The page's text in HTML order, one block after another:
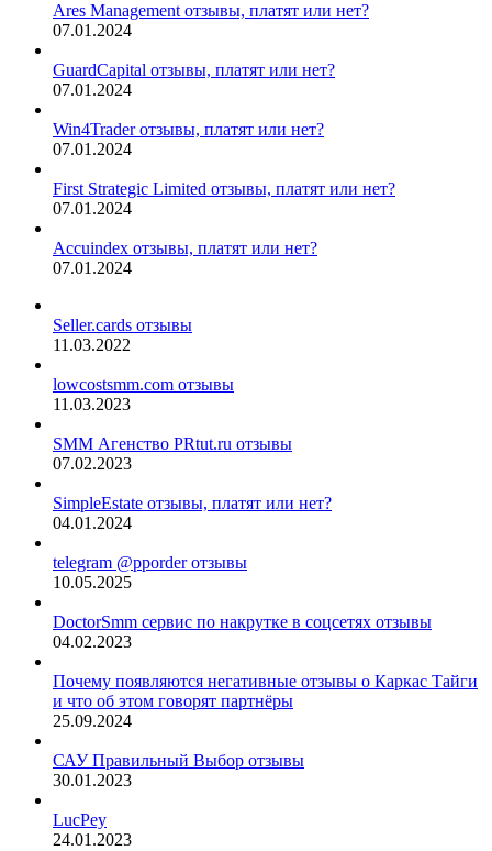
Ares Management отзывы, платят или нет?
07.01.2024
GuardCapital отзывы, платят или нет?
07.01.2024
Win4Trader отзывы, платят или нет?
07.01.2024
First Strategic Limited отзывы, платят или нет?
07.01.2024
Accuindex отзывы, платят или нет?
07.01.2024
Seller.cards отзывы
11.03.2022
lowcostsmm.com отзывы
11.03.2023
SMM Агенство PRtut.ru отзывы
07.02.2023
SimpleEstate отзывы, платят или нет?
04.01.2024
telegram @pporder отзывы
10.05.2025
DoctorSmm сервис по накрутке в соцсетях отзывы
04.02.2023
Почему появляются негативные отзывы о Каркас Тайги
и что об этом говорят партнёры
25.09.2024
САУ Правильный Выбор отзывы
30.01.2023
LucPey
24.01.2023